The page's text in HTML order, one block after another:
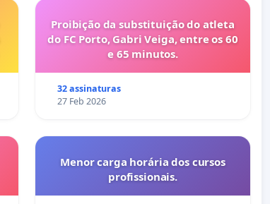
Proibição da substituição do atleta
do FC Porto, Gabri Veiga, entre os 60
e 65 minutos.
32 assinaturas
27 Feb 2026
Menor carga horária dos cursos
profissionais.